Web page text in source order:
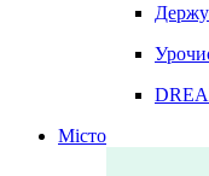
Місто